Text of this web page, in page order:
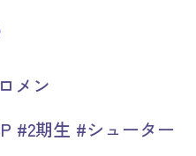
メン
#2期生 #シューター